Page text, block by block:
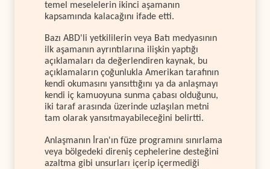
temel meselelerin ikinci aşamanın
kapsamında kalacağını ifade etti.
Bazı ABD'li yetkililerin veya Batı medyasının
ilk aşamanın ayrıntılarına ilişkin yaptığı
açıklamaları da değerlendiren kaynak, bu
açıklamaların çoğunlukla Amerikan tarafının
kendi okumasını yansıttığını ya da anlaşmayı
kendi iç kamuoyuna sunma çabası olduğunu,
iki taraf arasında üzerinde uzlaşılan metni
tam olarak yansıtmayabileceğini belirtti.
Anlaşmanın İran'ın füze programını sınırlama
veya bölgedeki direniş cephelerine desteğini
azaltma gibi unsurları içerip içermediği